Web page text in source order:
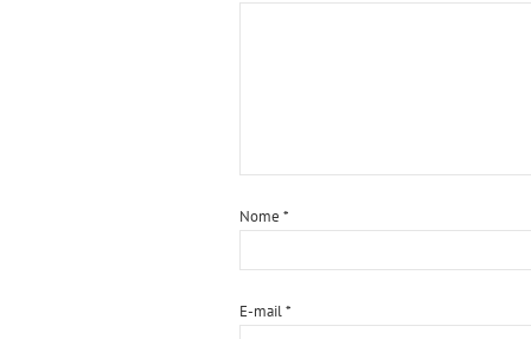
Nome *
E-mail*